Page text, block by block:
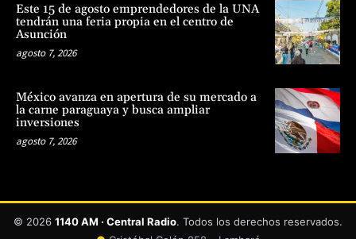
Este 15 de agosto emprendedores de la UNA
tendrán una feria propia en el centro de
Asunción
agosto 7, 2026
México avanza en apertura de su mercado a
la carne paraguaya y busca ampliar
inversiones
agosto 7, 2026
© 2026 1140 AM · Central Radio. Todos los derechos reservados.